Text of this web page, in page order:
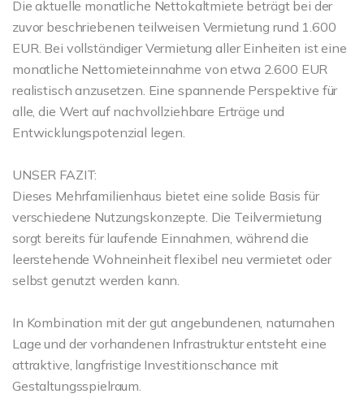
Die aktuelle monatliche Nettokaltmiete beträgt bei der
zuvor beschriebenen teilweisen Vermietung rund 1.600
EUR. Bei vollständiger Vermietung aller Einheiten ist eine
monatliche Nettomieteinnahme von etwa 2.600 EUR
realistisch anzusetzen. Eine spannende Perspektive für
alle, die Wert auf nachvollziehbare Erträge und
Entwicklungspotenzial legen.
UNSER FAZIT:
Dieses Mehrfamilienhaus bietet eine solide Basis für
verschiedene Nutzungskonzepte. Die Teilvermietung
sorgt bereits für laufende Einnahmen, während die
leerstehende Wohneinheit flexibel neu vermietet oder
selbst genutzt werden kann.
In Kombination mit der gut angebundenen, naturnahen
Lage und der vorhandenen Infrastruktur entsteht eine
attraktive, langfristige Investitionschance mit
Gestaltungsspielraum.